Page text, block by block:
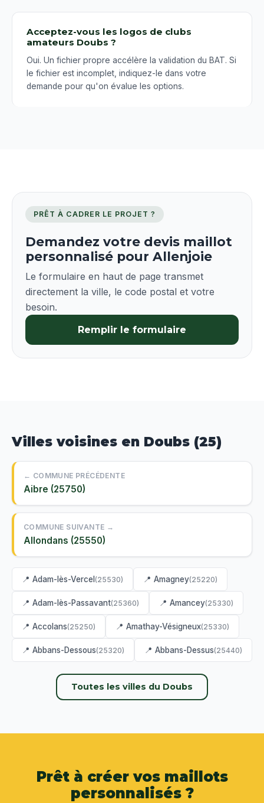
Acceptez-vous les logos de clubs
amateurs Doubs ?
Oui. Un fichier propre accélère la validation du BAT. Si
le fichier est incomplet, indiquez-le dans votre
demande pour qu'on évalue les options.
PRÊT À CADRER LE PROJET ?
Demandez votre devis maillot
personnalisé pour Allenjoie
Le formulaire en haut de page transmet
directement la ville, le code postal et votre
besoin.
Remplir le formulaire
Villes voisines en Doubs (25)
← COMMUNE PRÉCÉDENTE
Aibre (25750)
COMMUNE SUIVANTE →
Allondans (25550)
📍 Adam-lès-Vercel (25530) 📍 Amagney(25220)
📍 Adam-lès-Passavant(25360) 📍 Amancey(25330)
📍 Accolans(25250) 📍 Amathay-Vésigneux(25330)
📍 Abbans-Dessous(25320) 📍 Abbans-Dessus(25440)
Toutes les villes du Doubs
Prêt à créer vos maillots
personnalisés ?